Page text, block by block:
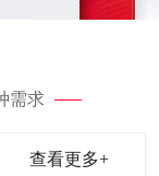
需求
查看更多+